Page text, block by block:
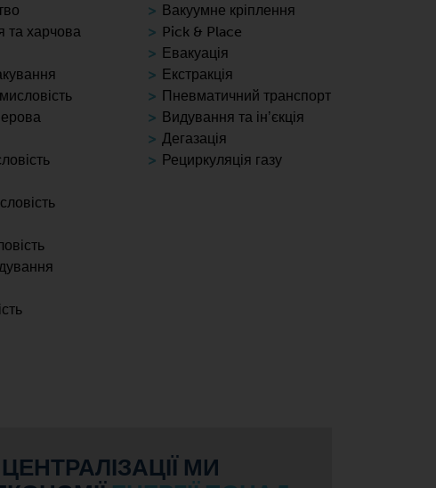
та харчова
Вакуумне кріплення
Pick & Place
Евакуація
Екстракція
Пневматичний транспорт
Видування та інʼєкція
Дегазація
Рециркуляція газу
МИ